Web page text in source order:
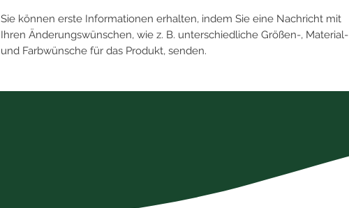
Sie können erste Informationen erhalten, indem Sie eine Nachricht mit
Ihren Änderungswünschen, wie z. B. unterschiedliche Größen-, Material-
und Farbwünsche für das Produkt, senden.